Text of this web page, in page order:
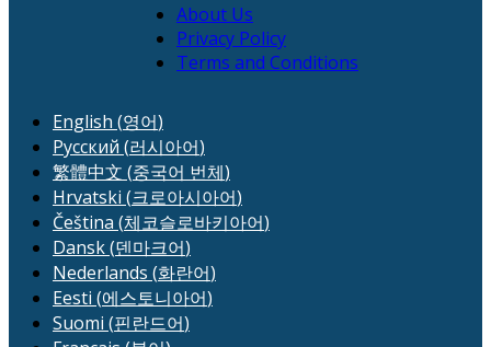
About Us
Privacy Policy
Terms and Conditions
English (영어)
Русский (러시아어)
繁體中文 (중국어 번체)
Hrvatski (크로아시아어)
Čeština (체코슬로바키아어)
Dansk(덴마크어)
Nederlands (화란어)
Eesti (에스토니아어)
Suomi (핀란드어)